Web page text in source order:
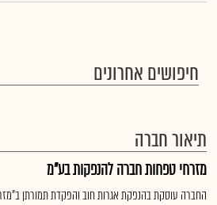
חיפושים אחרונים
תיאור חברה
מזרחי טפחות חברה להנפקות בע"מ
החברה עוסקת בהנפקת אגרות חוב והפקדת תמורתן